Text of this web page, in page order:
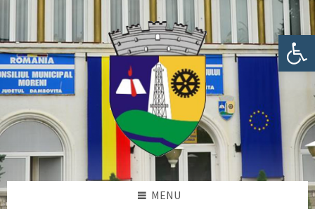
Deschide bara de unelte
sidebar
sidebar
MENU